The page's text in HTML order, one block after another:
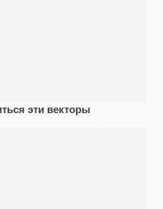
эти векторы